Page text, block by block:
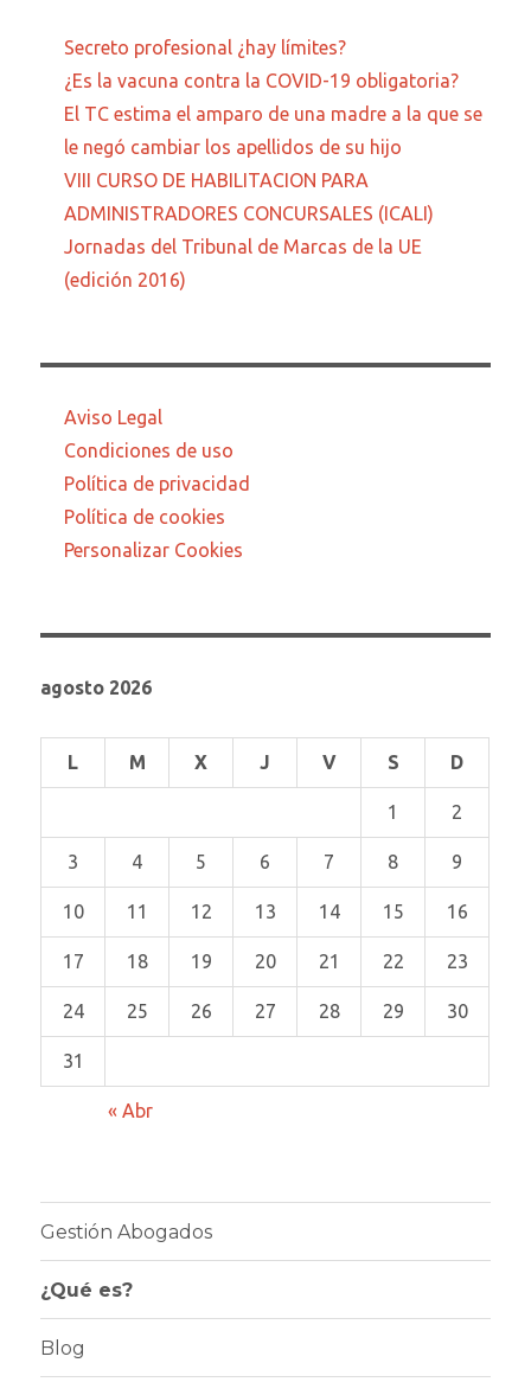
Secreto profesional ¿hay límites?
¿Es la vacuna contra la COVID-19 obligatoria?
El TC estima el amparo de una madre a la que se
le negó cambiar los apellidos de su hijo
VIII CURSO DE HABILITACION PARA
ADMINISTRADORES CONCURSALES (ICALI)
Jornadas del Tribunal de Marcas de la UE
(edición 2016)
Aviso Legal
Condiciones de uso
Política de privacidad
Política de cookies
Personalizar Cookies
agosto 2026
L M X J V S D
1 2
3 4 5 6 7 8 9
10 11 12 13 14 15 16
17 18 19 20 21 22 23
24 25 26 27 28 29 30
31
« Abr
Gestión Abogados
¿Qué es?
Blog